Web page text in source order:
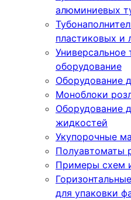
алюминиевых
пластиковых и
Универсальное
оборудование
Оборудование
Моноблоки
Оборудование
жидкостей
Укупорочные
Полуавтоматы
Примеры схем
для упаковки